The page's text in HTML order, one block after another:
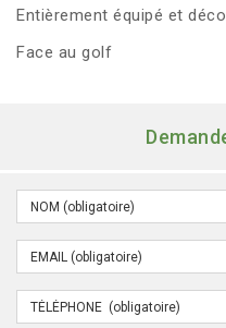
Entièrement équipé et
Face au golf